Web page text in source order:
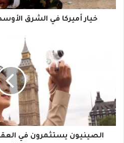
خيار أميركا في الشرق
الصفقات
التقليدية
الصينيون يستثمرون في